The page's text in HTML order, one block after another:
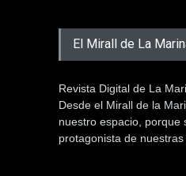
El Mirall de La
Revista Digital de La
Desde el Mirall de la
nuestro espacio, porque
protagonista de nuestras